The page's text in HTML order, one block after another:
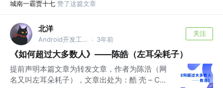
城南一霸贾十七 赞了这篇文章
北洋
Android开发工程师 · 3年前
关注
《如何超过大多数人》——陈皓（左耳朵耗子）
提前声明本篇文章为转发文章，作者为陈浩（网
名又叫左耳朵耗子），文章出处为：酷 壳 – C...